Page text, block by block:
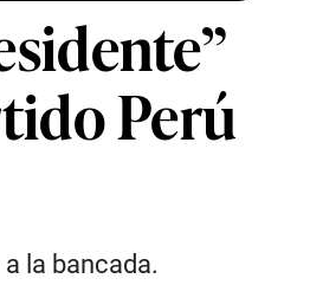
Perú
la bancada.